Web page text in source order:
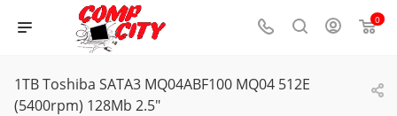
0
1TB Toshiba SATA3 MQ04ABF100 MQ04 512E
(5400rpm) 128Mb 2.5"